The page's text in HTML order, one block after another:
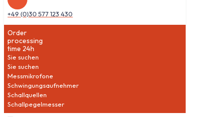
+49 (0)30 577 123 430
Order
processing
time 24h
Sie suchen
Sie suchen
Messmikrofone
Schwingungsaufnehmer
Schallquellen
Schallpegelmesser